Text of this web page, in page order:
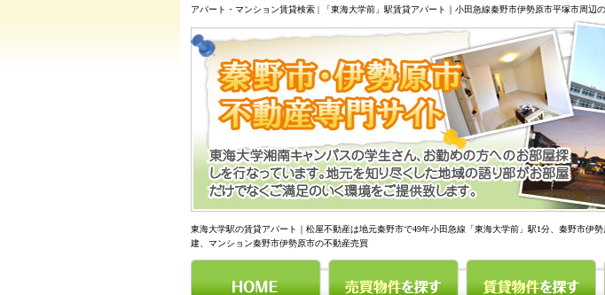
アパート・マンション賃貸検索 | 「東海大学前」駅賃貸アパート｜小田急線秦野市伊勢原市平塚市周辺
東海大学駅の賃貸アパート｜松屋不動産は地元秦野市で49年小田急線「東海大学前」駅1分、秦野市
建、マンション秦野市伊勢原市の不動産売買